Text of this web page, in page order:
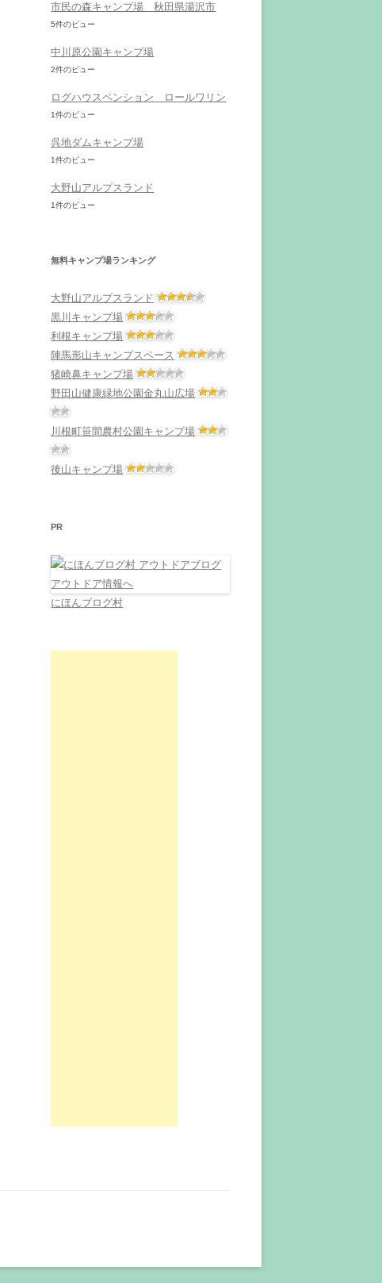
市民の森キャンプ場 秋田県湯沢市
5件のビュー
中川原公園キャンプ場
2件のビュー
ログハウスペンション ロールワリン
1件のビュー
呉地ダムキャンプ場
1件のビュー
大野山アルプスランド
1件のビュー
無料キャンプ場ランキング
大野山アルプスランド
黒川キャンプ場
利根キャンプ場
陣馬形山キャンプスペース
猪崎鼻キャンプ場
野田山健康緑地公園金丸山広場
川根町笹間農村公園キャンプ場
後山キャンプ場
PR
にほんブログ村